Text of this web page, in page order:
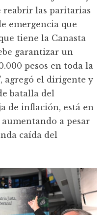
reabrir las paritarias
emergencia que
tiene la Canasta
garantizar un
pesos en toda la
agregó el dirigente y
batalla del
de inflación, está en
a pesar
caída del